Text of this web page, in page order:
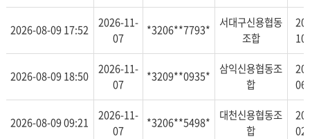
2026-08-09 17:52
2026-11-
07
*3206**7793*
서대구신용협동
조합
2026-08-09 18:50
2026-11-
07
*3209**0935*
삼익신용협동조
합
2026-08-09 09:21
2026-11-
07
*3206**5498*
대천신용협동조
합